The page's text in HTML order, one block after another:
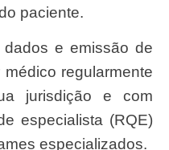
paciente.
dados e emissão de
regularmente
jurisdição e com
especialista (RQE)
especializados.